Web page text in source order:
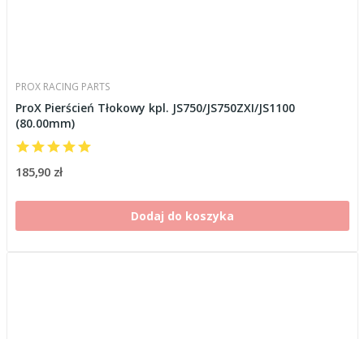
PROX RACING PARTS
ProX Pierścień Tłokowy kpl. JS750/JS750ZXI/JS1100
(80.00mm)
185,90 zł
Dodaj do koszyka